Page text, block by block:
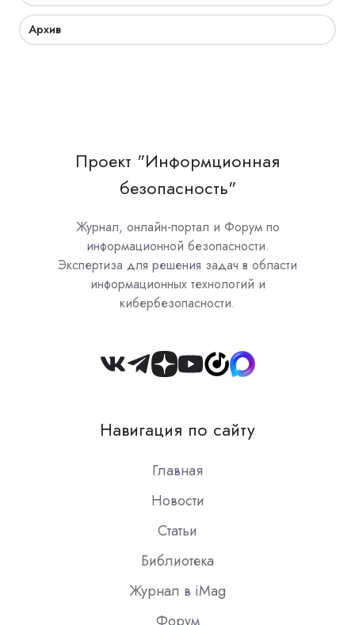
Архив
Проект "Информционная
безопасность"
Журнал, онлайн-портал и Форум по
информационной безопасности.
Экспертиза для решения задач в области
информационных технологий и
кибербезопасности.
Join
Slack
Навигация по сайту
Главная
Новости
Статьи
Библиотека
Журнал в iMag